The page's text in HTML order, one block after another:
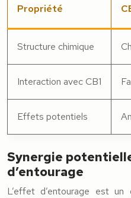
Propriété
Structure chimique
Interaction avec CB1
Effets potentiels
Synergie
d’entourage
L’effet d’entourage est